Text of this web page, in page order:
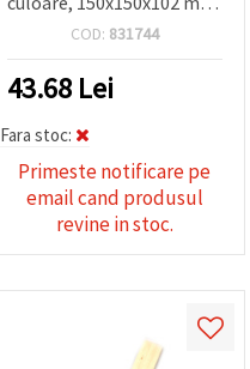
pentru decoupage și DIY
COD: 831744
43.68 Lei
Fara stoc:
Primeste notificare pe
email cand produsul
revine in stoc.